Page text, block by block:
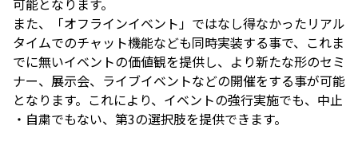
可能となります。
また、「オフラインイベント」ではなし得なかったリアル
タイムでのチャット機能なども同時実装する事で、これま
でに無いイベントの価値観を提供し、より新たな形のセミ
ナー、展示会、ライブイベントなどの開催をする事が可能
となります。これにより、イベントの強行実施でも、中止
・自粛でもない、第3の選択肢を提供できます。